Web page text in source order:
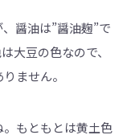
醤油は”醤油麹”で
大豆の色なので、
ません。
もともとは黄土色